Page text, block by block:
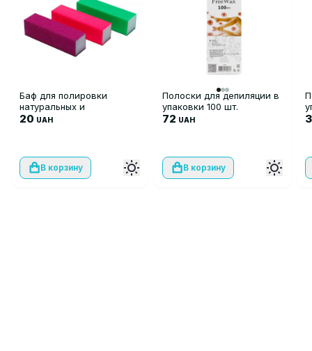
Баф для полировки
натуральных и
искусственных ногтей
20 UAH
В корзину
Полоски для депиляции в
упаковки 100 шт.
72 UAH
В корзину